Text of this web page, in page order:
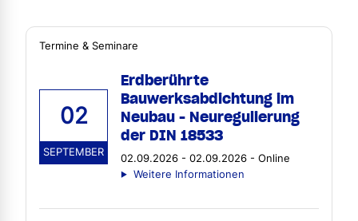
Termine & Seminare
02
SEPTEMBER
Erdberührte
Bauwerksabdichtung im
Neubau - Neuregulierung
der DIN 18533
02.09.2026 - 02.09.2026 - Online
Weitere Informationen